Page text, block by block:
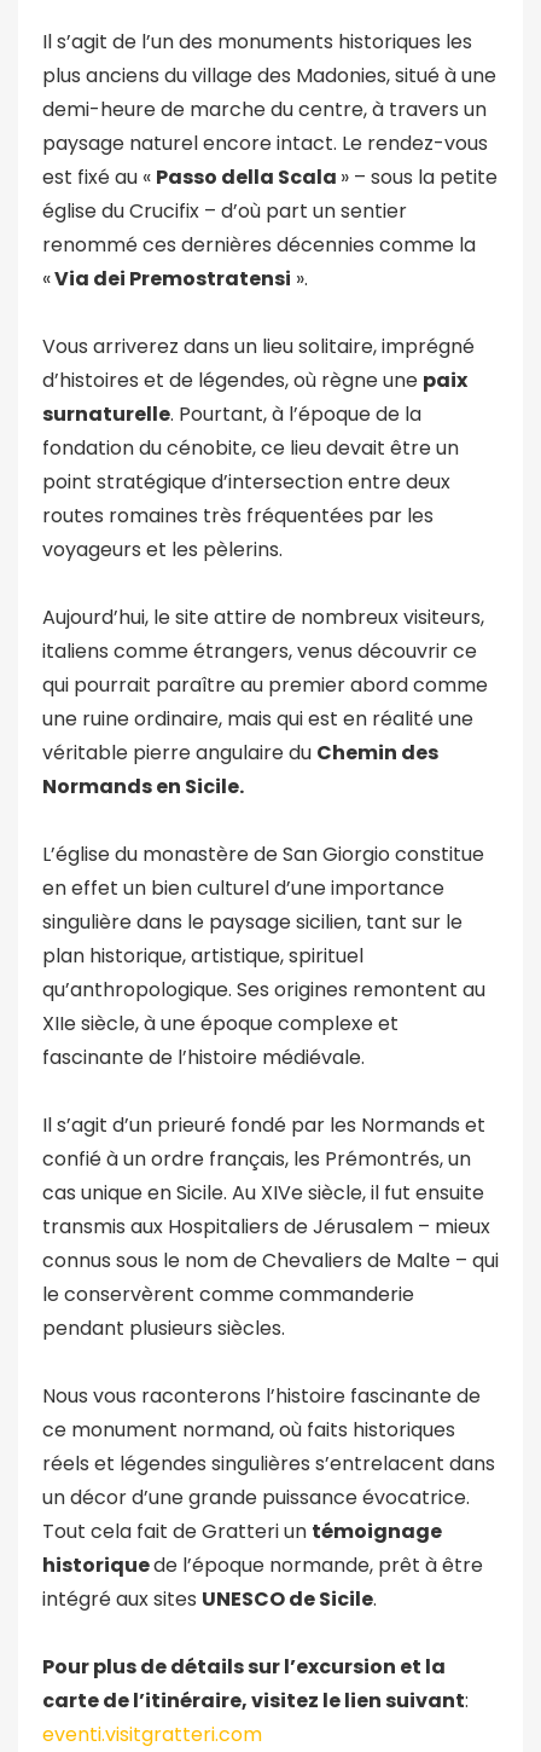
Il s’agit de l’un des monuments historiques les
plus anciens du village des Madonies, situé à une
demi-heure de marche du centre, à travers un
paysage naturel encore intact. Le rendez-vous
est fixé au « Passo della Scala » – sous la petite
église du Crucifix – d’où part un sentier
renommé ces dernières décennies comme la
«Via dei Premostratensi ».
Vous arriverez dans un lieu solitaire, imprégné
d’histoires et de légendes, où règne une paix
surnaturelle. Pourtant, à l’époque de la
fondation du cénobite, ce lieu devait être un
point stratégique d’intersection entre deux
routes romaines très fréquentées par les
voyageurs et les pèlerins.
Aujourd’hui, le site attire de nombreux visiteurs,
italiens comme étrangers, venus découvrir ce
qui pourrait paraître au premier abord comme
une ruine ordinaire, mais qui est en réalité une
véritable pierre angulaire du Chemin des
Normands en Sicile.
L’église du monastère de San Giorgio constitue
en effet un bien culturel d’une importance
singulière dans le paysage sicilien, tant sur le
plan historique, artistique, spirituel
qu’anthropologique. Ses origines remontent au
XIIe siècle, à une époque complexe et
fascinante de l’histoire médiévale.
Il s’agit d’un prieuré fondé par les Normands et
confié à un ordre français, les Prémontrés, un
cas unique en Sicile. Au XIVe siècle, il fut ensuite
transmis aux Hospitaliers de Jérusalem – mieux
connus sous le nom de Chevaliers de Malte – qui
le conservèrent comme commanderie
pendant plusieurs siècles.
Nous vous raconterons l’histoire fascinante de
ce monument normand, où faits historiques
réels et légendes singulières s’entrelacent dans
un décor d’une grande puissance évocatrice.
Tout cela fait de Gratteri un témoignage
historiquede l’époque normande, prêt à être
intégré aux sites UNESCO de Sicile.
Pour plus de détails sur l’excursion et la
carte de l’itinéraire, visitez le lien suivant:
eventi.visitgratteri.com